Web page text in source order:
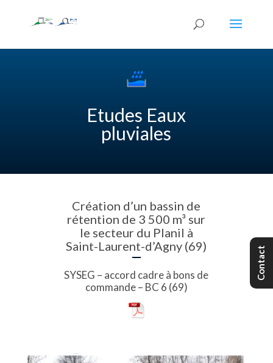
Etudes Eaux
pluviales
Création d’un bassin de
rétention de 3 500 m³ sur
le secteur du Planil à
Saint-Laurent-d’Agny (69)
SYSEG – accord cadre à bons de
commande – BC 6 (69)
Contact